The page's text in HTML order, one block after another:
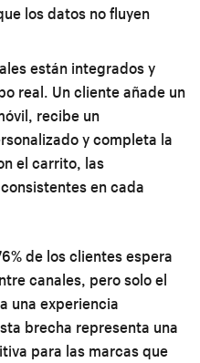
los datos no fluyen
están integrados y
real. Un cliente añade un
recibe un
y completa la
el carrito, las
en cada
de los clientes espera
canales, pero solo el
una experiencia
brecha representa una
para las marcas que